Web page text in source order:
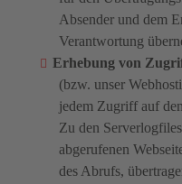
Absender und dem
Verantwortung
Erhebung von
(bzw. unser
jedem Zugriff auf
Zu den
abgerufenen
des Abrufs,